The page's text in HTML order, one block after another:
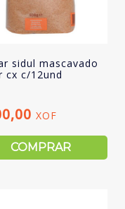
sidul mascavado
cx c/12und
XOF
COMPRAR